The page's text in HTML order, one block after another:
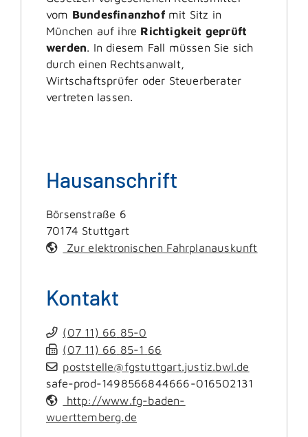
vom Bundesfinanzhofmit Sitz in
München auf ihre Richtigkeit geprüft
werden . In diesem Fall müssen Sie sich
durch einen Rechtsanwalt,
Wirtschaftsprüfer oder Steuerberater
vertreten lassen.
Hausanschrift
Börsenstraße 6
70174 Stuttgart
Zur elektronischen Fahrplanauskunft
Kontakt
(07 11) 66 85-0
(07 11) 66 85-1 66
poststelle@fgstuttgart.justiz.bwl.de
safe-prod-1498566844666-016502131
http://www.fg-baden-
wuerttemberg.de